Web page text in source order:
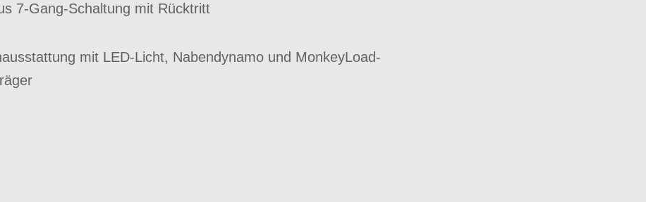
7-Gang-Schaltung mit Rücktritt
mit LED-Licht, Nabendynamo und MonkeyLoad-